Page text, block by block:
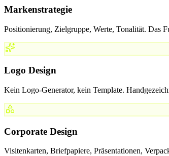
Markenstrategie
Positionierung, Zielgruppe, Werte, Tonalität. Das
Logo Design
Kein Logo-Generator, kein Template.
Corporate Design
Visitenkarten, Briefpapiere, Präsentationen,